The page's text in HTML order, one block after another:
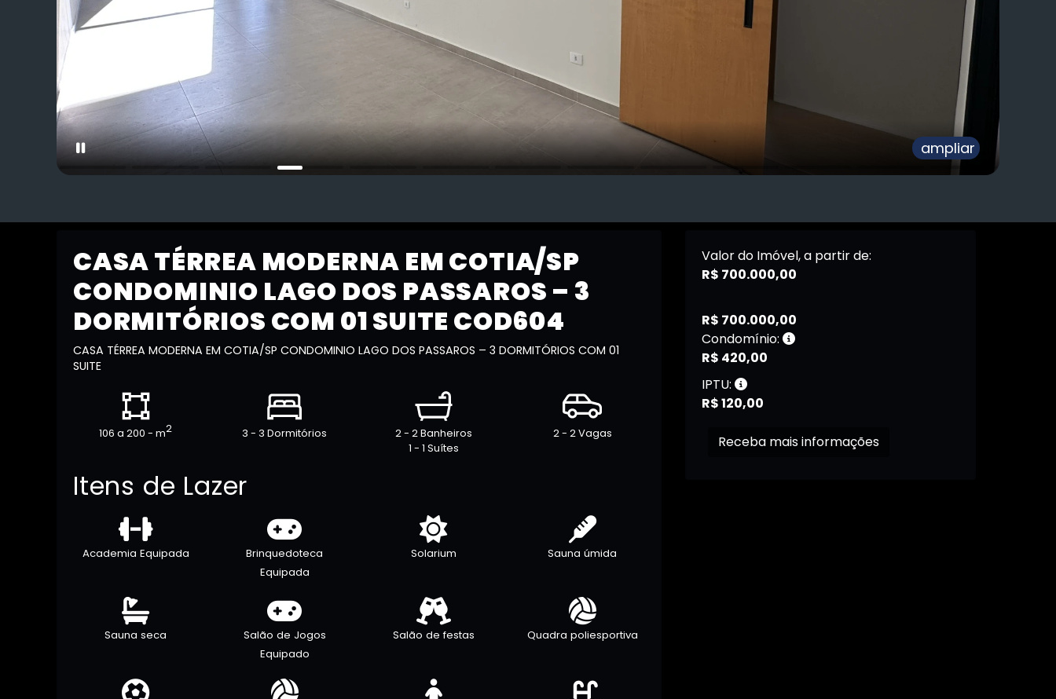
ampliar
CASA TÉRREA MODERNA EM COTIA/SP
CONDOMINIO LAGO DOS PASSAROS – 3
DORMITÓRIOS COM 01 SUITE COD604
CASA TÉRREA MODERNA EM COTIA/SP CONDOMINIO LAGO DOS PASSAROS – 3 DORMITÓRIOS COM 01
SUITE
106 a 200 - m2 3 - 3 Dormitórios
2 - 2 Banheiros
1 - 1 Suítes
2 - 2 Vagas
Itens de Lazer
Academia Equipada
Brinquedoteca
Equipada
Solarium Sauna úmida
Sauna seca
Salão de Jogos
Equipado
Salão de festas Quadra poliesportiva
Valor do Imóvel, a partir de:
R$ 700.000,00
R$ 700.000,00
Condomínio:
R$ 420,00
IPTU:
R$ 120,00
Receba mais informações